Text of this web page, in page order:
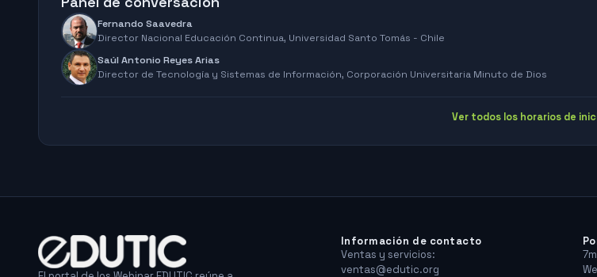
Fernando Saavedra
Director Nacional Educación Continua, Universidad Santo Tomás - Chile
Saúl Antonio Reyes Arias
Director de Tecnología y Sistemas de Información, Corporación Universitaria Minuto de Dios
Ver todos los horarios de
Información de contacto
Ventas y servicios:
ventas@edutic.org